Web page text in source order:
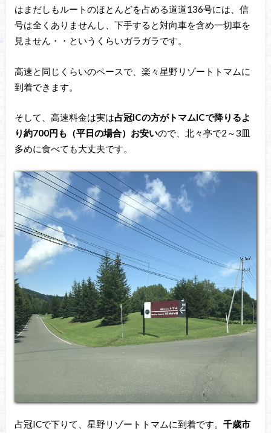
はまだしもルートのほとんどを占める道道136号には、信
号は全くありませんし、下手すると対向車を含め一切車を
見ません・・というくらいガラガラです。
高速と同じくらいのペースで、楽々星野リゾートトマムに
到着できます。
そして、高速料金は実は占冠ICの方がトマムICで降りるよ
り約700円も（平日の場合）お安いので、北々亭で2～3皿
多めに食べても大丈夫です。
占冠ICで下りて、星野リゾートトマムに到着です。 千歳市